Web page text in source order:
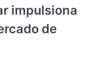
impulsiona
de